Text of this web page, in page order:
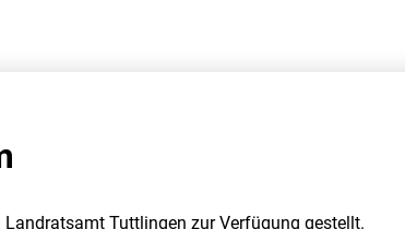
Tuttlingen zur Verfügung gestellt.